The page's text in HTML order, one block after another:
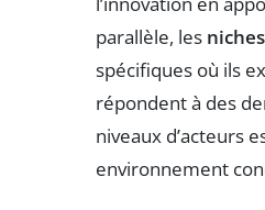
parallèle, les
spécifiques où ils
répondent à des
niveaux d’acteurs
environnement